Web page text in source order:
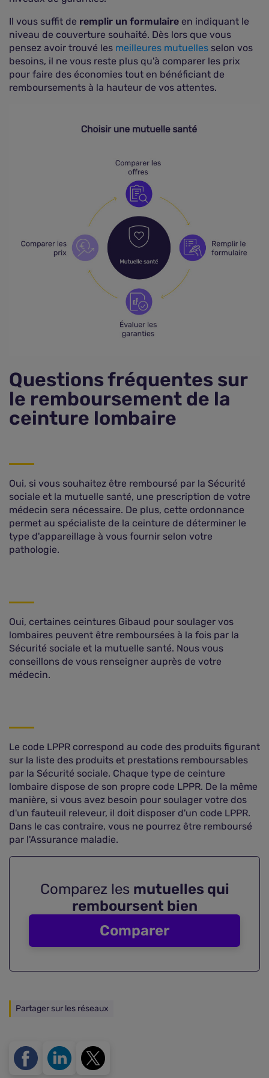
Il vous suffit de remplir un formulaire en indiquant le
niveau de couverture souhaité. Dès lors que vous
pensez avoir trouvé les meilleures mutuelles selon vos
besoins, il ne vous reste plus qu'à comparer les prix
pour faire des économies tout en bénéficiant de
remboursements à la hauteur de vos attentes.
Questions fréquentes sur
le remboursement de la
ceinture lombaire
Oui, si vous souhaitez être remboursé par la Sécurité
sociale et la mutuelle santé, une prescription de votre
médecin sera nécessaire. De plus, cette ordonnance
permet au spécialiste de la ceinture de déterminer le
type d'appareillage à vous fournir selon votre
pathologie.
Oui, certaines ceintures Gibaud pour soulager vos
lombaires peuvent être remboursées à la fois par la
Sécurité sociale et la mutuelle santé. Nous vous
conseillons de vous renseigner auprès de votre
médecin.
Le code LPPR correspond au code des produits figurant
sur la liste des produits et prestations remboursables
par la Sécurité sociale. Chaque type de ceinture
lombaire dispose de son propre code LPPR. De la même
manière, si vous avez besoin pour soulager votre dos
d'un fauteuil releveur, il doit disposer d'un code LPPR.
Dans le cas contraire, vous ne pourrez être remboursé
par l'Assurance maladie.
Comparez les mutuelles qui
remboursent bien
Comparer
Partager sur les réseaux